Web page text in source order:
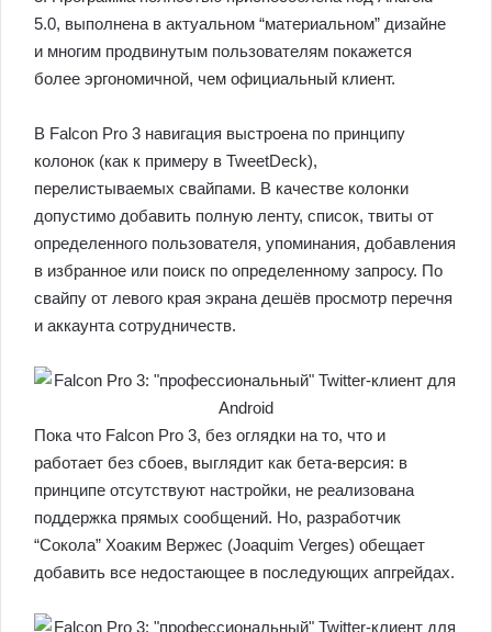
5.0, выполнена в актуальном “материальном” дизайне
и многим продвинутым пользователям покажется
более эргономичной, чем официальный клиент.
В Falcon Pro 3 навигация выстроена по принципу
колонок (как к примеру в TweetDeck),
перелистываемых свайпами. В качестве колонки
допустимо добавить полную ленту, список, твиты от
определенного пользователя, упоминания, добавления
в избранное или поиск по определенному запросу. По
свайпу от левого края экрана дешёв просмотр перечня
и аккаунта сотрудничеств.
Пока что Falcon Pro 3, без оглядки на то, что и
работает без сбоев, выглядит как бета-версия: в
принципе отсутствуют настройки, не реализована
поддержка прямых сообщений. Но, разработчик
“Сокола” Хоаким Вержес (Joaquim Verges) обещает
добавить все недостающее в последующих апгрейдах.